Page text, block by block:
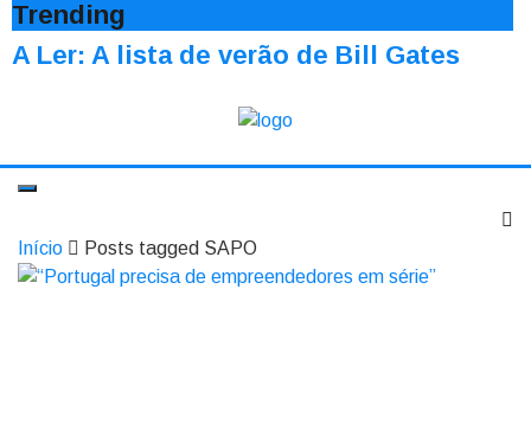
Trending
A Ler: A lista de verão de Bill Gates
Início Posts tagged SAPO